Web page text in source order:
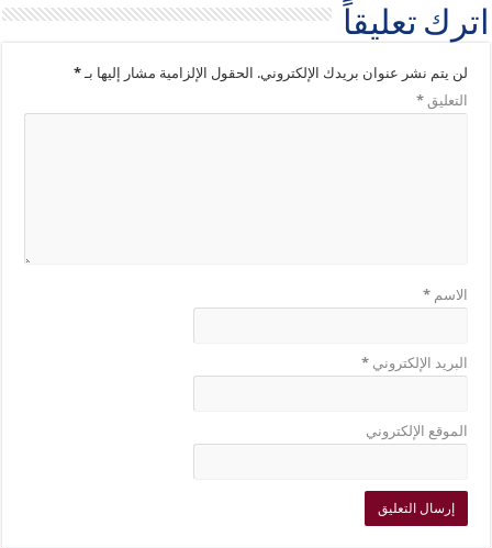
اترك تعليقاً
لن يتم نشر عنوان بريدك الإلكتروني. الحقول الإلزامية مشار إليها بـ*
التعليق*
الاسم*
البريد الإلكتروني*
الموقع الإلكتروني